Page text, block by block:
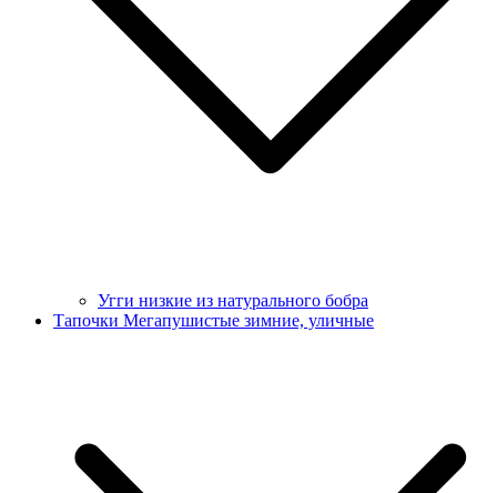
Угги низкие из натурального бобра
Тапочки Мегапушистые зимние, уличные